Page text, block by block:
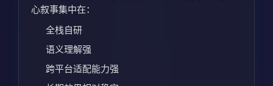
心叙事集中在：
全栈自研
语义理解强
跨平台适配能力强